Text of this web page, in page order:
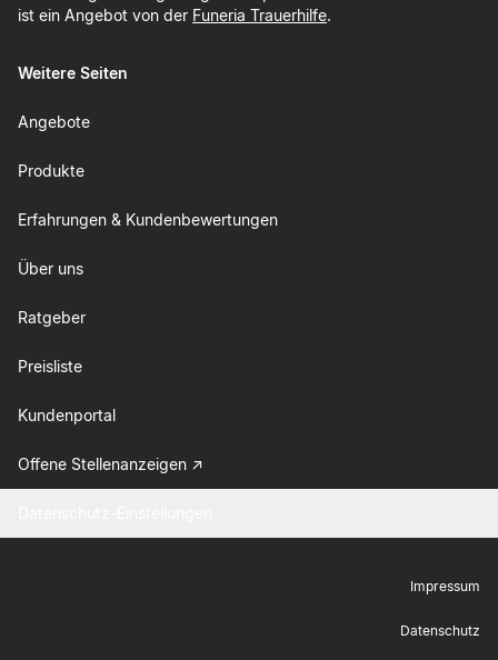
ist ein Angebot von der Funeria Trauerhilfe.
Weitere Seiten
Angebote
Produkte
Erfahrungen & Kundenbewertungen
Über uns
Ratgeber
Preisliste
Kundenportal
Offene Stellenanzeigen
Impressum
Datenschutz